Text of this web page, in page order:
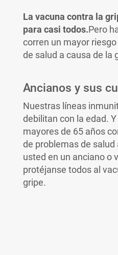
La vacuna contra la
para casi todos.Pero
corren un mayor
de salud a causa de la
Ancianos y sus
Nuestras líneas
debilitan con la edad.
mayores de 65 años
de problemas de salud
usted en un anciano o
protéjanse todos al
gripe.